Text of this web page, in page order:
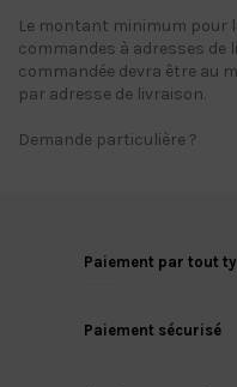
Le montant minimum pour
commandes à adresses
commandée devra être au
par adresse de livraison.
Demande particulière ?
Paiement par tout
Paiement sécurisé